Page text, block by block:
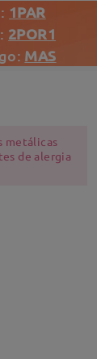
1PAR
2POR1
MAS
metálicas
de alergia